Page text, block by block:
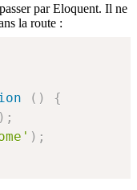
par Eloquent. Il ne
la route :
( )
{
) ;
) ;